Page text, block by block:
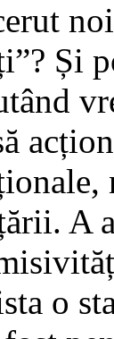
Și
A
o